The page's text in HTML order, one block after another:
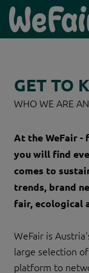
TICKET-
ICH BIN
GET TO
WHO WE ARE
At the WeFair -
you will find
comes to
trends, brand
fair, ecological
WeFair is
large selection
platform to